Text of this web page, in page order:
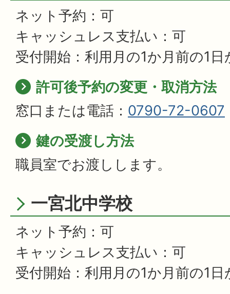
ネット予約：可
キャッシュレス支払い：可
受付開始：利用月の1か月前の1日
許可後予約の変更・取消方法
窓口または電話： 0790-72-0607
鍵の受渡し方法
職員室でお渡しします。
一宮北中学校
ネット予約：可
キャッシュレス支払い：可
受付開始：利用月の1か月前の1日